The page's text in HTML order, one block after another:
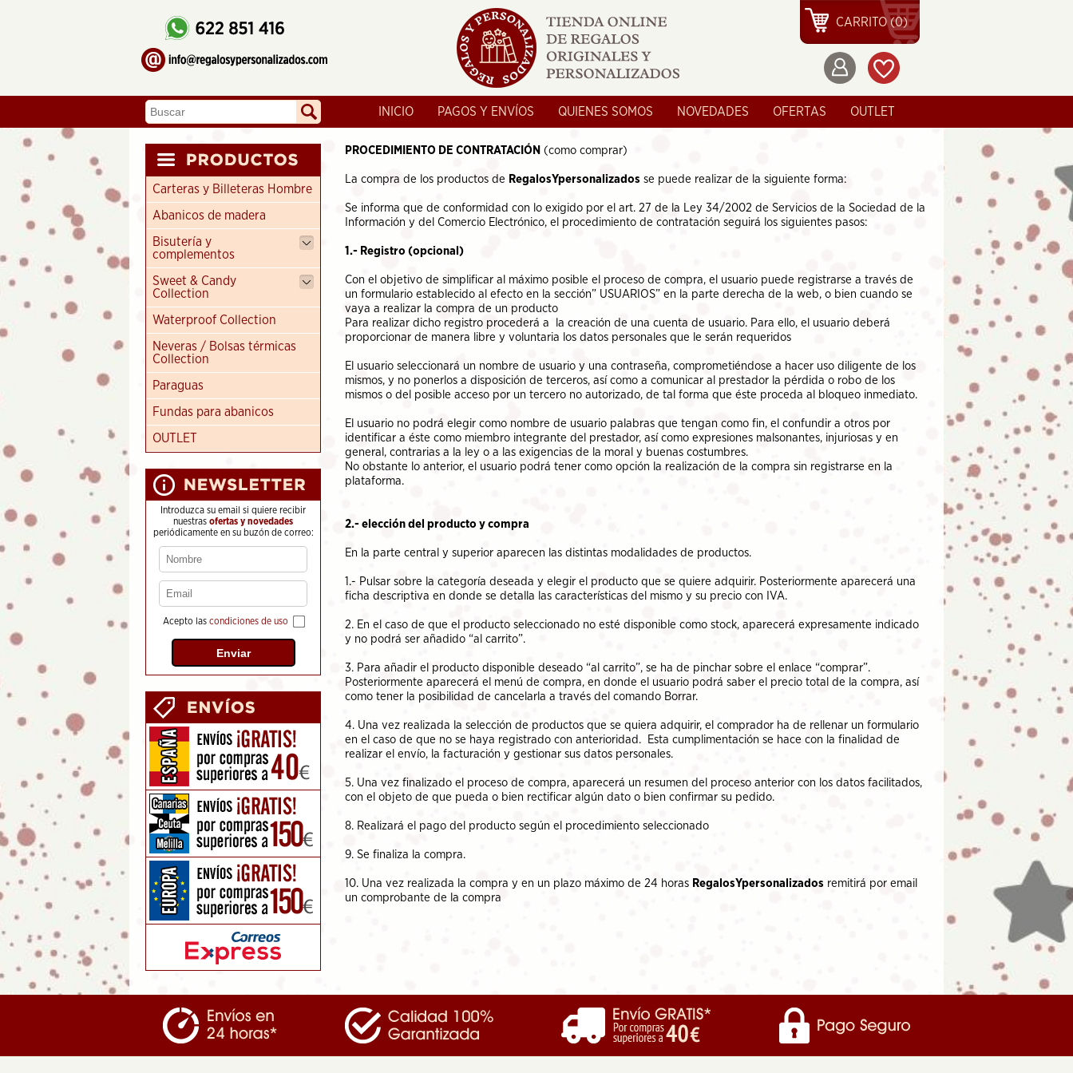
CARRITO (0)
INICIO PAGOS Y ENVÍOS QUIENES SOMOS NOVEDADES OFERTAS OUTLET
Carteras y Billeteras Hombre
Abanicos de madera
Bisutería y
complementos
Sweet & Candy
Collection
Waterproof Collection
Neveras / Bolsas térmicas
Collection
Paraguas
Fundas para abanicos
OUTLET
Introduzca su email si quiere recibir
nuestras ofertas y novedades
periódicamente en su buzón de correo:
Acepto las condiciones de uso
PROCEDIMIENTO DE CONTRATACIÓN (como comprar)
La compra de los productos de RegalosYpersonalizados se puede realizar de la siguiente forma:
Se informa que de conformidad con lo exigido por el art. 27 de la Ley 34/2002 de Servicios de la Sociedad de la
Información y del Comercio Electrónico, el procedimiento de contratación seguirá los siguientes pasos:
1.- Registro (opcional)
Con el objetivo de simplificar al máximo posible el proceso de compra, el usuario puede registrarse a través de
un formulario establecido al efecto en la sección” USUARIOS” en la parte derecha de la web, o bien cuando se
vaya a realizar la compra de un producto
Para realizar dicho registro procederá a la creación de una cuenta de usuario. Para ello, el usuario deberá
proporcionar de manera libre y voluntaria los datos personales que le serán requeridos
El usuario seleccionará un nombre de usuario y una contraseña, comprometiéndose a hacer uso diligente de los
mismos, y no ponerlos a disposición de terceros, así como a comunicar al prestador la pérdida o robo de los
mismos o del posible acceso por un tercero no autorizado, de tal forma que éste proceda al bloqueo inmediato.
El usuario no podrá elegir como nombre de usuario palabras que tengan como fin, el confundir a otros por
identificar a éste como miembro integrante del prestador, así como expresiones malsonantes, injuriosas y en
general, contrarias a la ley o a las exigencias de la moral y buenas costumbres.
No obstante lo anterior, el usuario podrá tener como opción la realización de la compra sin registrarse en la
plataforma.
2.- elección del producto y compra
En la parte central y superior aparecen las distintas modalidades de productos.
1.- Pulsar sobre la categoría deseada y elegir el producto que se quiere adquirir. Posteriormente aparecerá una
ficha descriptiva en donde se detalla las características del mismo y su precio con IVA.
2. En el caso de que el producto seleccionado no esté disponible como stock, aparecerá expresamente indicado
y no podrá ser añadido “al carrito”.
3. Para añadir el producto disponible deseado “al carrito”, se ha de pinchar sobre el enlace “comprar”.
Posteriormente aparecerá el menú de compra, en donde el usuario podrá saber el precio total de la compra, así
como tener la posibilidad de cancelarla a través del comando Borrar.
4. Una vez realizada la selección de productos que se quiera adquirir, el comprador ha de rellenar un formulario
en el caso de que no se haya registrado con anterioridad. Esta cumplimentación se hace con la finalidad de
realizar el envío, la facturación y gestionar sus datos personales.
5. Una vez finalizado el proceso de compra, aparecerá un resumen del proceso anterior con los datos facilitados,
con el objeto de que pueda o bien rectificar algún dato o bien confirmar su pedido.
8. Realizará el pago del producto según el procedimiento seleccionado
9. Se finaliza la compra.
10. Una vez realizada la compra y en un plazo máximo de 24 horas RegalosYpersonalizados remitirá por email
un comprobante de la compra